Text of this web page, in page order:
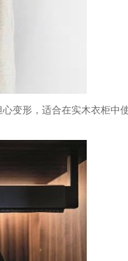
变形，适合在实木衣柜中